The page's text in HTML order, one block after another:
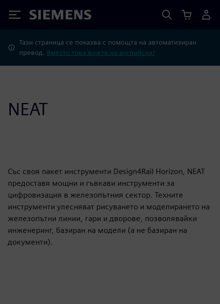
Siemens
Тази страница се показва с помощта на автоматизиран
превод. Вместо това вижте на английски?
NEAT
Със своя пакет инструменти Design4Rail Horizon, NEAT
предоставя мощни и гъвкави инструменти за
цифровизация в железопътния сектор. Техните
инструменти улесняват рисуването и моделирането на
железопътни линии, гари и дворове, позволявайки
инженеринг, базиран на модели (а не базиран на
документи).